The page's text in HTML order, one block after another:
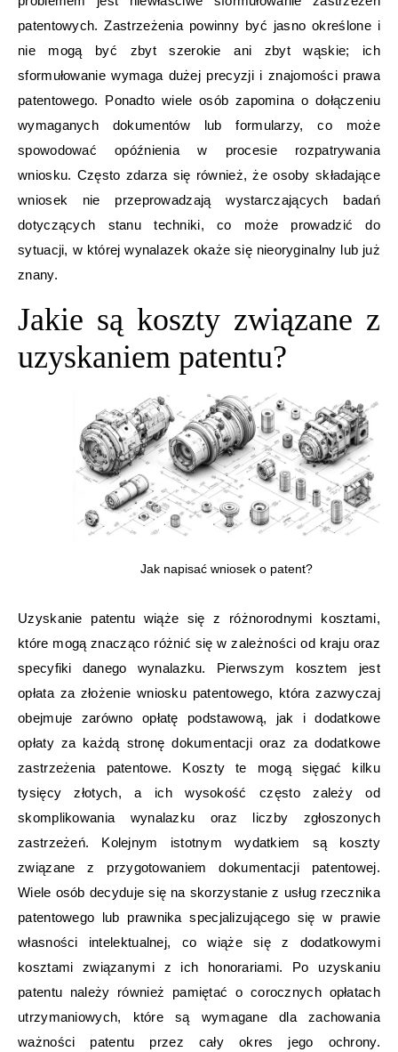
patentowych. Zastrzeżenia powinny być jasno określone i
nie mogą być zbyt szerokie ani zbyt wąskie; ich
sformułowanie wymaga dużej precyzji i znajomości prawa
patentowego. Ponadto wiele osób zapomina o dołączeniu
wymaganych dokumentów lub formularzy, co może
spowodować opóźnienia w procesie rozpatrywania
wniosku. Często zdarza się również, że osoby składające
wniosek nie przeprowadzają wystarczających badań
dotyczących stanu techniki, co może prowadzić do
sytuacji, w której wynalazek okaże się nieoryginalny lub już
znany.
Jakie są koszty związane z
uzyskaniem patentu?
Jak napisać wniosek o patent?
Uzyskanie patentu wiąże się z różnorodnymi kosztami,
które mogą znacząco różnić się w zależności od kraju oraz
specyfiki danego wynalazku. Pierwszym kosztem jest
opłata za złożenie wniosku patentowego, która zazwyczaj
obejmuje zarówno opłatę podstawową, jak i dodatkowe
opłaty za każdą stronę dokumentacji oraz za dodatkowe
zastrzeżenia patentowe. Koszty te mogą sięgać kilku
tysięcy złotych, a ich wysokość często zależy od
skomplikowania wynalazku oraz liczby zgłoszonych
zastrzeżeń. Kolejnym istotnym wydatkiem są koszty
związane z przygotowaniem dokumentacji patentowej.
Wiele osób decyduje się na skorzystanie z usług rzecznika
patentowego lub prawnika specjalizującego się w prawie
własności intelektualnej, co wiąże się z dodatkowymi
kosztami związanymi z ich honorariami. Po uzyskaniu
patentu należy również pamiętać o corocznych opłatach
utrzymaniowych, które są wymagane dla zachowania
ważności patentu przez cały okres jego ochrony.